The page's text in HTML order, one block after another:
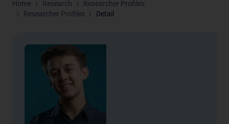
Home Research
Researcher Profiles
Researcher Profiles
Detail